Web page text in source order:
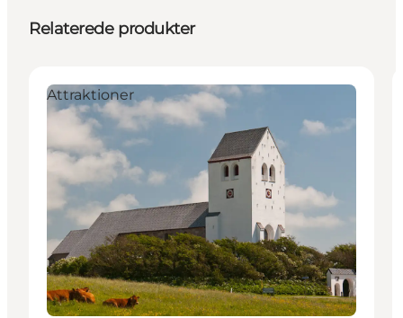
Relaterede produkter
Attraktioner